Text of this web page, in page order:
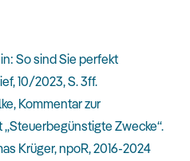
So sind Sie perfekt
10/2023, S. 3ff.
Kommentar zur
Zwecke“.
Krüger, npoR, 2016-2024